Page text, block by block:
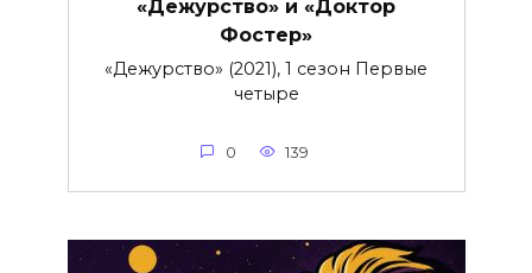
«Дежурство» и «Доктор
Фостер»
«Дежурство» (2021), 1 сезон Первые
четыре
0 139